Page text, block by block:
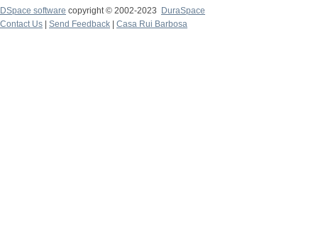
DSpace software copyright © 2002-2023
DuraSpace
Contact Us
Send Feedback Casa Rui Barbosa